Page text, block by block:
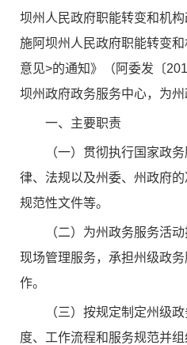
坝州人民政府职能转变和机
施阿坝州人民政府职能转变
意见>的通知》（阿委发〔
坝州政府政务服务中心，为州
一、主要职责
（一）贯彻执行国家政务
律、法规以及州委、州政府
规范性文件等。
（二）为州政务服务活动
现场管理服务，承担州级政
作。
（三）按规定制定州级政
度、工作流程和服务规范并